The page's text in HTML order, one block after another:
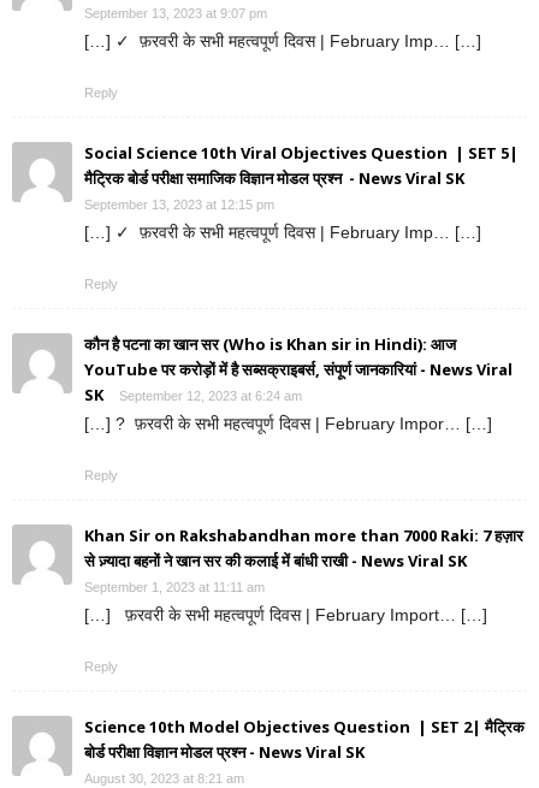
September 13, 2023 at 9:07 pm
[…] ✓ फ़रवरी के सभी महत्वपूर्ण दिवस | February Imp… […]
Reply
Social Science 10th Viral Objectives Question | SET 5|
मैट्रिक बोर्ड परीक्षा समाजिक विज्ञान मोडल प्रश्न - News Viral SK
September 13, 2023 at 12:15 pm
[…] ✓ फ़रवरी के सभी महत्वपूर्ण दिवस | February Imp… […]
Reply
कौन है पटना का खान सर (Who is Khan sir in Hindi): आज
YouTube पर करोड़ों में है सब्सक्राइबर्स, संपूर्ण जानकारियां - News Viral
SK
September 12, 2023 at 6:24 am
[…] ? फ़रवरी के सभी महत्वपूर्ण दिवस | February Impor… […]
Reply
Khan Sir on Rakshabandhan more than 7000 Raki: 7 हज़ार
से ज़्यादा बहनों ने खान सर की कलाई में बांधी राखी - News Viral SK
September 1, 2023 at 11:11 am
[…] फ़रवरी के सभी महत्वपूर्ण दिवस | February Import… […]
Reply
Science 10th Model Objectives Question | SET 2| मैट्रिक
बोर्ड परीक्षा विज्ञान मोडल प्रश्न - News Viral SK
August 30, 2023 at 8:21 am